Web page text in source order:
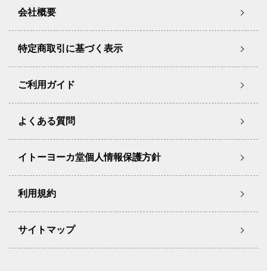
会社概要
特定商取引に基づく表示
ご利用ガイド
よくある質問
イトーヨーカ堂個人情報保護方針
利用規約
サイトマップ